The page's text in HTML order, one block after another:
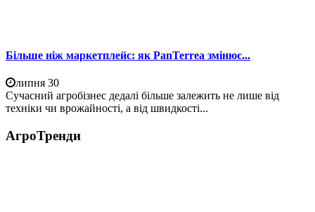
Більше ніж маркетплейс: як PanTerrea змінює...
липня 30
Сучасний агробізнес дедалі більше залежить не лише від
техніки чи врожайності, а від швидкості...
АгроТренди